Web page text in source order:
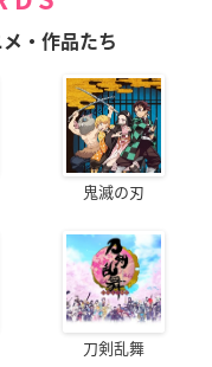
・作品たち
鬼滅の刃
刀剣乱舞